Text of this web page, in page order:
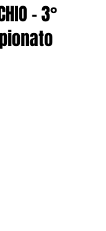
- 3°